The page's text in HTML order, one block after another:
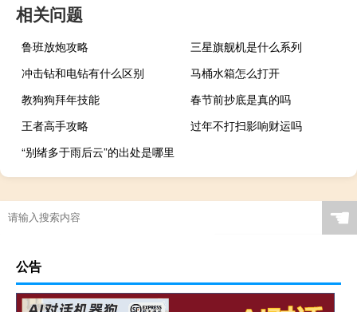
相关问题
鲁班放炮攻略
三星旗舰机是什么系列
冲击钻和电钻有什么区别
马桶水箱怎么打开
教狗狗拜年技能
春节前抄底是真的吗
王者高手攻略
过年不打扫影响财运吗
“别绪多于雨后云”的出处是哪里
☚
公告